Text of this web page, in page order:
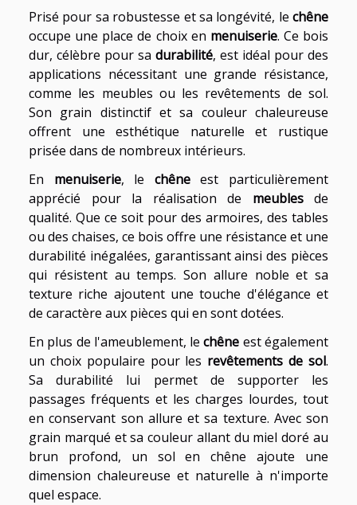
Prisé pour sa robustesse et sa longévité, le chêne
occupe une place de choix en menuiserie. Ce bois
dur, célèbre pour sa durabilité, est idéal pour des
applications nécessitant une grande résistance,
comme les meubles ou les revêtements de sol.
Son grain distinctif et sa couleur chaleureuse
offrent une esthétique naturelle et rustique
prisée dans de nombreux intérieurs.
En menuiserie, le chêneest particulièrement
apprécié pour la réalisation de meublesde
qualité. Que ce soit pour des armoires, des tables
ou des chaises, ce bois offre une résistance et une
durabilité inégalées, garantissant ainsi des pièces
qui résistent au temps. Son allure noble et sa
texture riche ajoutent une touche d'élégance et
de caractère aux pièces qui en sont dotées.
En plus de l'ameublement, lechêne est également
un choix populaire pour les revêtements de sol.
Sa durabilité lui permet de supporter les
passages fréquents et les charges lourdes, tout
en conservant son allure et sa texture. Avec son
grain marqué et sa couleur allant du miel doré au
brun profond, un sol en chêne ajoute une
dimension chaleureuse et naturelle à n'importe
quel espace.